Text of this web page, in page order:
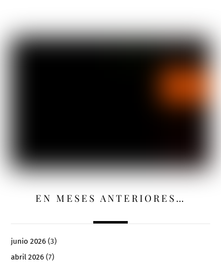
EN MESES ANTERIORES…
junio 2026 (3)
abril 2026 (7)